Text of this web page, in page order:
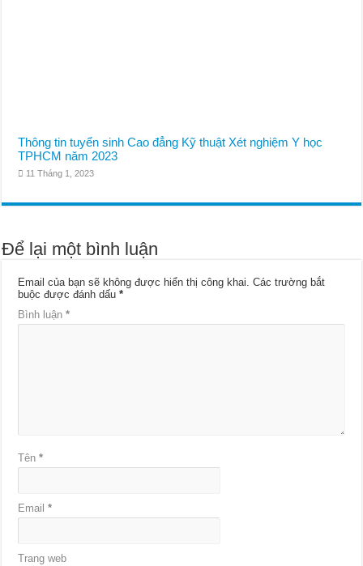
Thông tin tuyển sinh Cao đẳng Kỹ thuật Xét nghiệm Y học
TPHCM năm 2023
11 Tháng 1, 2023
Để lại một bình luận
Email của bạn sẽ không được hiển thị công khai. Các trường bắt
buộc được đánh dấu*
Bình luận*
Tên*
Email*
Trang web